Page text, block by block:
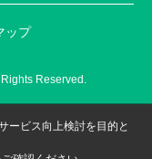
ップ
Reserved.
ービス向上検討を目的と